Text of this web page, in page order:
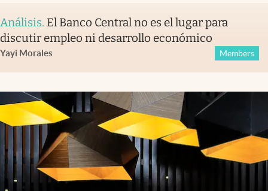
Análisis. El Banco Central no es el lugar para
discutir empleo ni desarrollo económico
Yayi Morales Members